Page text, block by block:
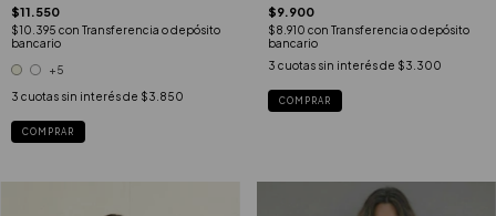
$11.550
$10.395 con Transferencia o depósito
bancario
+5
3 cuotas sin interés de $3.850
COMPRAR
$9.900
$8.910 con Transferencia o depósito
bancario
3 cuotas sin interés de $3.300
COMPRAR